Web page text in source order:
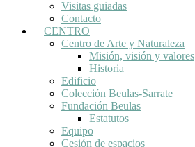
Visitas guiadas
Contacto
CENTRO
Centro de Arte y Naturaleza
Misión, visión y valores
Historia
Edificio
Colección Beulas-Sarrate
Fundación Beulas
Estatutos
Equipo
Cesión de espacios